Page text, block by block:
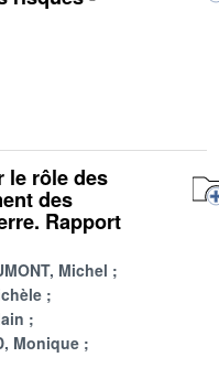
le rôle des
des
Rapport
Michel
Monique